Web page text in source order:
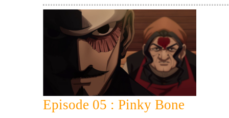
Episode 05 : Pinky Bone